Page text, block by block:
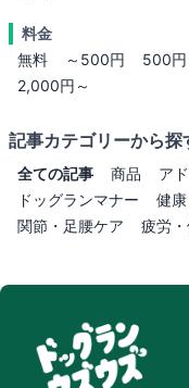
料金
無料
～500円 500
2,000円～
記事カテゴリーから探
全ての記事 商品 ア
ドッグランマナー
健
関節・足腰ケア
疲労